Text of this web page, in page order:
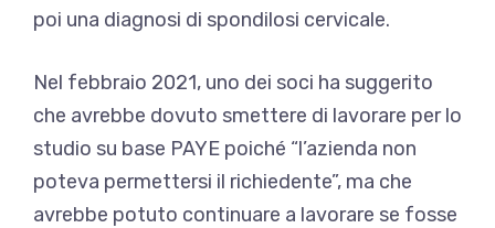
poi una diagnosi di spondilosi cervicale.
Nel febbraio 2021, uno dei soci ha suggerito
che avrebbe dovuto smettere di lavorare per lo
studio su base PAYE poiché “l’azienda non
poteva permettersi il richiedente”, ma che
avrebbe potuto continuare a lavorare se fosse